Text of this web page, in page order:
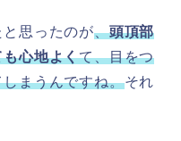
思ったのが、頭頂部
心地よくて、目をつ
まうんですね。それ